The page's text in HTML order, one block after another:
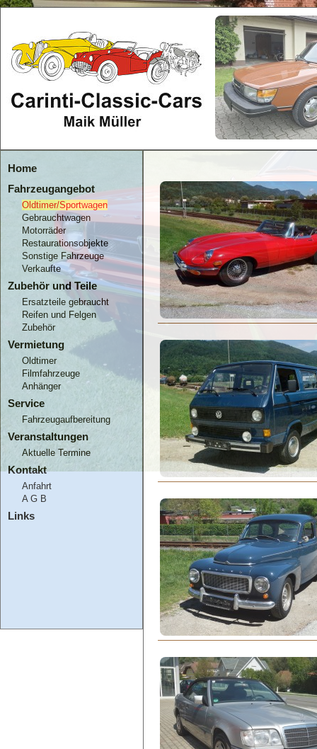
Home
Fahrzeugangebot
Oldtimer/Sportwagen
Gebrauchtwagen
Motorräder
Restaurationsobjekte
Sonstige Fahrzeuge
Verkaufte
Zubehör und Teile
Ersatzteile gebraucht
Reifen und Felgen
Zubehör
Vermietung
Oldtimer
Filmfahrzeuge
Anhänger
Service
Fahrzeugaufbereitung
Veranstaltungen
Aktuelle Termine
Kontakt
Anfahrt
A G B
Links